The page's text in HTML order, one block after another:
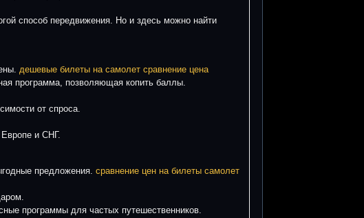
способ передвижения. Но и здесь можно найти
дешевые билеты на самолет сравнение цена
программа, позволяющая копить баллы.
от спроса.
и СНГ.
предложения. сравнение цен на билеты самолет
программы для частых путешественников.